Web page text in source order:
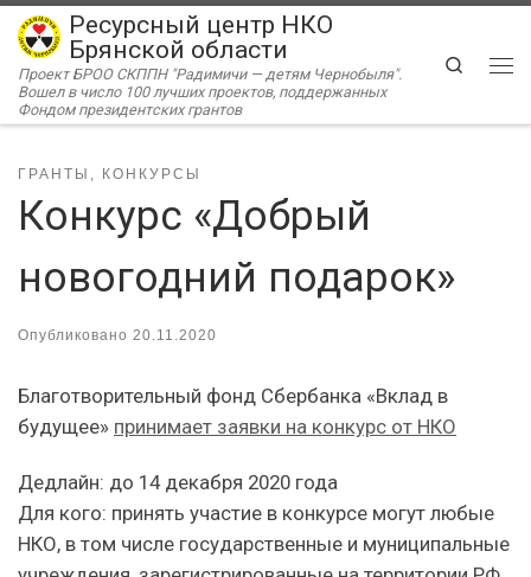
Перейти к содержимому
Ресурсный центр НКО
Брянской области
Проект БРОО СКППН "Радимичи — детям Чернобыля".
Вошел в число 100 лучших проектов, поддержанных
Фондом президентских грантов
Search
ГРАНТЫ, КОНКУРСЫ
Конкурс «Добрый
новогодний подарок»
Опубликовано 20.11.2020
Благотворительный фонд Сбербанка «Вклад в
будущее» принимает заявки на конкурс от НКО
Дедлайн: до 14 декабря 2020 года
Для кого: принять участие в конкурсе могут любые
НКО, в том числе государственные и муниципальные